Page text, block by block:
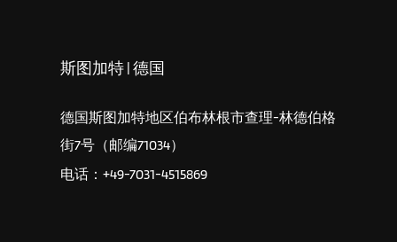
斯图加特 | 德国
德国斯图加特地区伯布林根市查理-林德伯格
街7号（邮编71034）
电话：+49-7031-4515869